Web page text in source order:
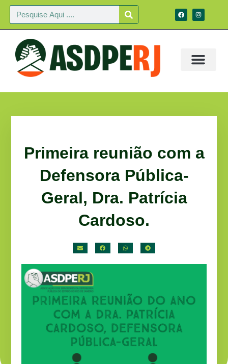
Primeira reunião com a
Defensora Pública-
Geral, Dra. Patrícia
Cardoso.